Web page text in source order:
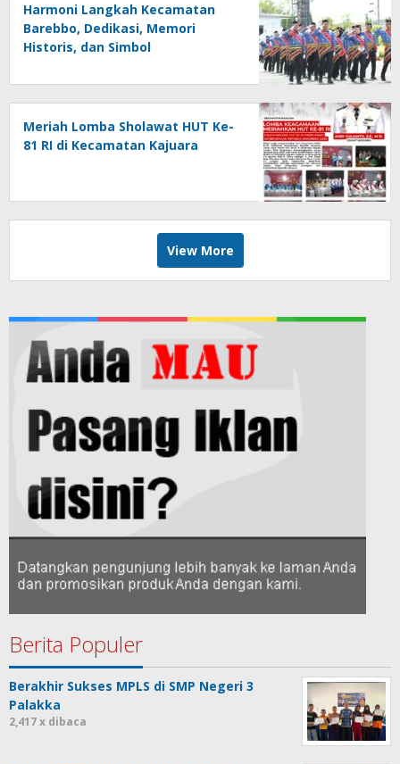
Harmoni Langkah Kecamatan
Barebbo, Dedikasi, Memori
Historis, dan Simbol
Meriah Lomba Sholawat HUT Ke-
81 RI di Kecamatan Kajuara
View More
Berita Populer
Berakhir Sukses MPLS di SMP Negeri 3
Palakka
2,417 x dibaca